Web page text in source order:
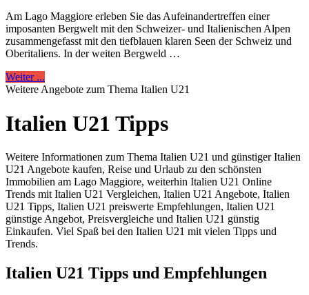
Am Lago Maggiore erleben Sie das Aufeinandertreffen einer
imposanten Bergwelt mit den Schweizer- und Italienischen Alpen
zusammengefasst mit den tiefblauen klaren Seen der Schweiz und
Oberitaliens. In der weiten Bergweld …
Weiter ...
Weitere Angebote zum Thema Italien U21
Italien U21 Tipps
Weitere Informationen zum Thema Italien U21 und günstiger Italien
U21 Angebote kaufen, Reise und Urlaub zu den schönsten
Immobilien am Lago Maggiore, weiterhin Italien U21 Online
Trends mit Italien U21 Vergleichen, Italien U21 Angebote, Italien
U21 Tipps, Italien U21 preiswerte Empfehlungen, Italien U21
günstige Angebot, Preisvergleiche und Italien U21 günstig
Einkaufen. Viel Spaß bei den Italien U21 mit vielen Tipps und
Trends.
Italien U21 Tipps und Empfehlungen